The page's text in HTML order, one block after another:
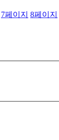
7페이지 8페이지